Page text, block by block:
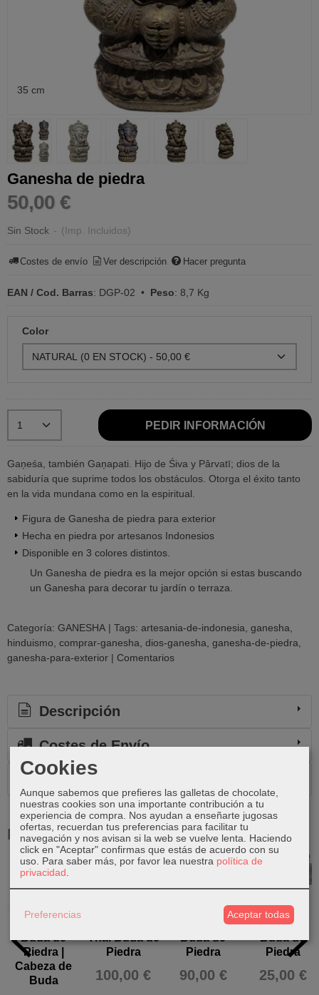
35 cm
Ganesha de piedra
50,00 €
Sin Stock - (Imp. Incluidos)
Costes de envío Ver descripción Hacer pregunta
EAN / Cod. Barras: DGP-02 • Peso: 8,7 Kg
Color
PEDIR INFORMACIÓN
Gaņeśa, también Gaņapati. Hijo de Śiva y Pârvatī; dios de la
sabiduría que suprime todos los obstáculos. Otorga el éxito tanto
en la vida mundana como en la espiritual.
Figura de Ganesha de piedra para exterior
Hecha en piedra por artesanos Indonesios
Disponible en 3 colores distintos.
Un Ganesha de piedra es la mejor opción si estas buscando
un Ganesha para decorar tu jardín o terraza.
Categoría: GANESHA | Tags: artesania-de-indonesia ganesha
hinduismo comprar-ganesha dios-ganesha ganesha-de-piedra
ganesha-para-exterior | Comentarios
Descripción
Costes de Envío
Comentarios
Productos Relacionados
Buda de
Piedra |
Cabeza de
Buda
Agotado
Thai Buda de
Piedra
100,00 €
Buda de
Piedra
90,00 €
Buda de
Piedra
25,00 €
Cookies
Aunque sabemos que prefieres las galletas de chocolate,
nuestras cookies son una importante contribución a tu
experiencia de compra. Nos ayudan a enseñarte jugosas
ofertas, recuerdan tus preferencias para facilitar tu
navegación y nos avisan si la web se vuelve lenta. Haciendo
click en "Aceptar" confirmas que estás de acuerdo con su
uso. Para saber más, por favor lea nuestra política de
privacidad
Preferencias Aceptar todas